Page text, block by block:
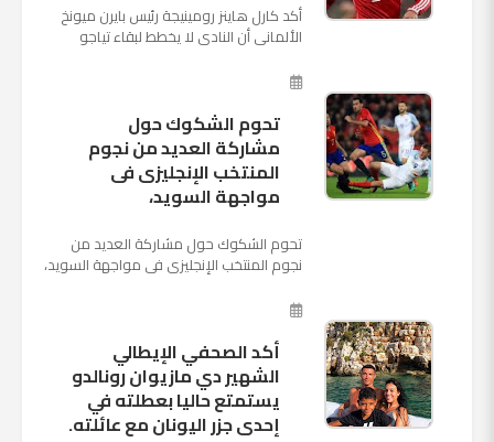
أكد كارل هاينز رومينيجة رئيس بايرن ميونخ
الألمانى أن النادى لا يخطط لبقاء تياجو
وأنه سيستم...
تحوم الشكوك حول
مشاركة العديد من نجوم
المنتخب الإنجليزى فى
مواجهة السويد،
تحوم الشكوك حول مشاركة العديد من
نجوم المنتخب الإنجليزى فى مواجهة السويد،
ملعب "كوزموس آ...
أكد الصحفي الإيطالي
الشهير دي مازيوان رونالدو
يستمتع حاليا بعطلته في
إحدى جزر اليونان مع عائلته.